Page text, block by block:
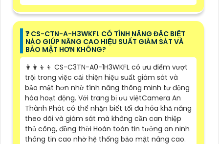
️❓ CS-CTN-A-H3WKFL CÓ TÍNH NĂNG ĐẶC BIỆT
NÀO GIÚP NÂNG CAO HIỆU SUẤT GIÁM SÁT VÀ
BẢO MẬT HƠN KHÔNG?
👩‍👩‍👦‍👦 CS-C3TN-A0-1H3WKFL có ưu điểm vượt
trội trong việc cải thiện hiệu suất giám sát và
bảo mật hơn nhờ tính năng thông minh tự động
hóa hoạt động. Với trang bị ưu việtCamera An
Thành Phát có thể nhận biết tối đa hóa khả năng
theo dõi và giám sát mà không cần can thiệp
thủ công, đồng thời Hoàn toàn tin tưởng an ninh
thông tin cao nhờ hệ thống bảo mật nâng cao.